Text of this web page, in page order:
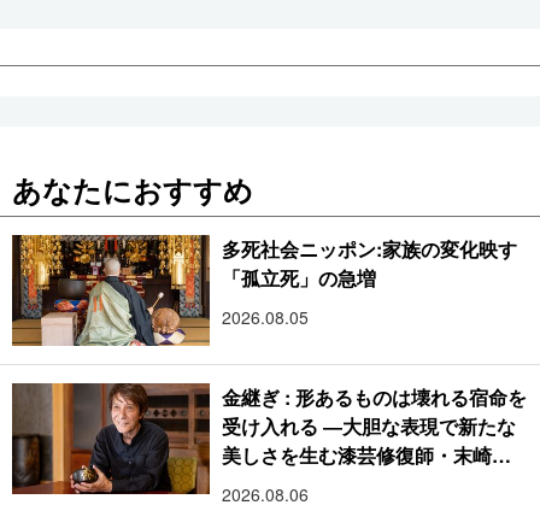
あなたにおすすめ
多死社会ニッポン:家族の変化映す
「孤立死」の急増
2026.08.05
金継ぎ : 形あるものは壊れる宿命を
受け入れる ―大胆な表現で新たな
美しさを生む漆芸修復師・末崎広
樹
2026.08.06